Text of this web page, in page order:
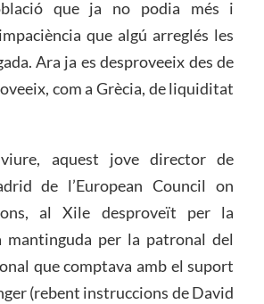
que ja no podia més i
que algú arreglés les
Ara ja es desproveeix des de
com a Grècia, de liquiditat
aquest jove director de
de l’European Council on
al Xile desproveït per la
mantinguda per la patronal del
que comptava amb el suport
(rebent instruccions de David